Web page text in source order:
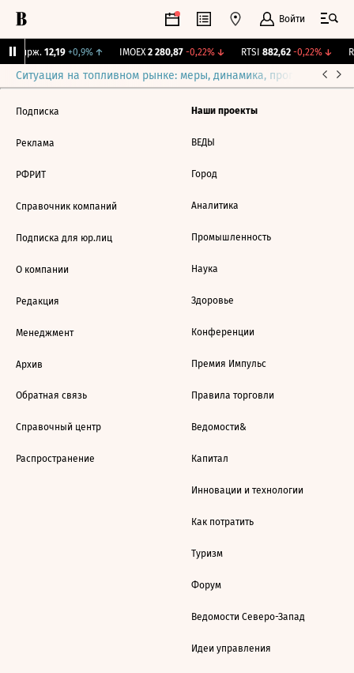
Войти
Бирж. 12,19 +0,9%↑ IMOEX 2 280,87 -0,22%↓ RTSI 882,62 -0,22%↓
Ситуация на топливном рынке: меры, динамика, прогнозы
Подписка
Реклама
РФРИТ
Справочник компаний
Подписка для юр.лиц
О компании
Редакция
Менеджмент
Архив
Обратная связь
Справочный центр
Распространение
Наши проекты
ВЕДЫ
Город
Аналитика
Промышленность
Наука
Здоровье
Конференции
Премия Импульс
Правила торговли
Ведомости&
Капитал
Инновации и технологии
Как потратить
Туризм
Форум
Ведомости Северо-Запад
Идеи управления